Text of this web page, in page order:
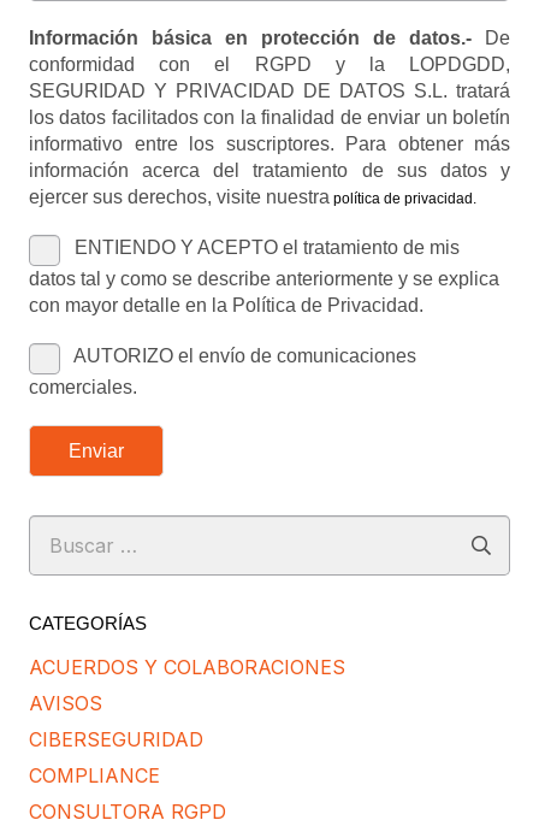
Información básica en protección de datos.- De
conformidad con el RGPD y la LOPDGDD,
SEGURIDAD Y PRIVACIDAD DE DATOS S.L. tratará
los datos facilitados con la finalidad de enviar un boletín
informativo entre los suscriptores. Para obtener más
información acerca del tratamiento de sus datos y
ejercer sus derechos, visite nuestra política de privacidad
ENTIENDO Y ACEPTO el tratamiento de mis
datos tal y como se describe anteriormente y se explica
con mayor detalle en la Política de Privacidad.
AUTORIZO el envío de comunicaciones
comerciales.
Enviar
Buscar:
CATEGORÍAS
ACUERDOS Y COLABORACIONES
AVISOS
CIBERSEGURIDAD
COMPLIANCE
CONSULTORA RGPD